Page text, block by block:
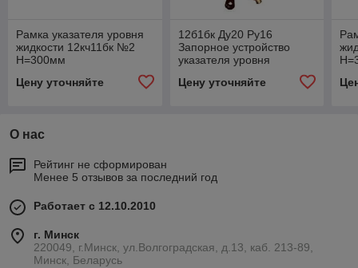
Рамка указателя уровня
жидкости 12кч11бк №2
H=300мм
Цену уточняйте
12б1бк Ду20 Ру16
Запорное устройство
указателя уровня
Присоединение
Цену уточняйте
О нас
Рейтинг не сформирован
Менее 5 отзывов за последний год
Работает с 12.10.2010
г. Минск
220049, г.Минск, ул.Волгоградская, д.13, каб. 213-89,
Минск, Беларусь